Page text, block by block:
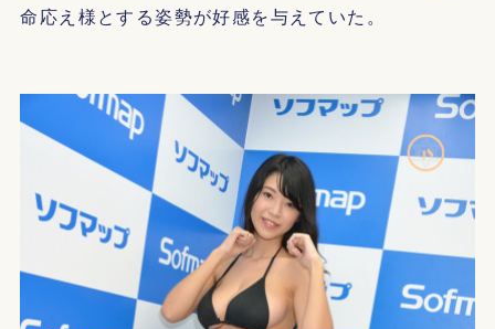
命応え様とする姿勢が好感を与えていた。